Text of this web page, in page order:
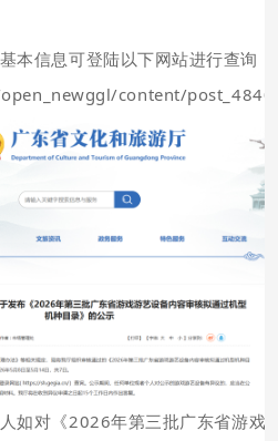
本信息可登陆以下网站进行查询：
content/
如对《2026年第三批广东省游戏